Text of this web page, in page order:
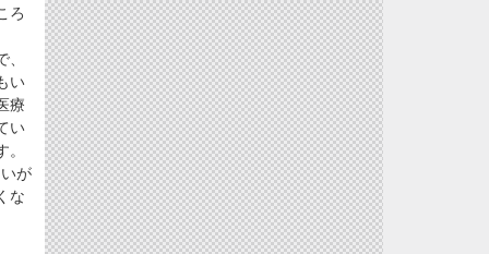
ろ
い
療
い
が
な